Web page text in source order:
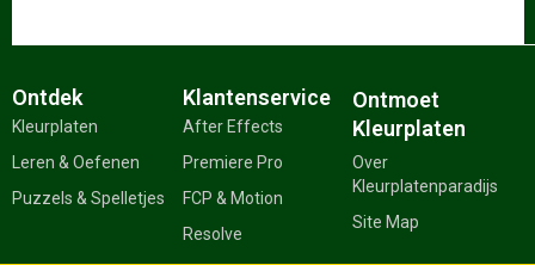
Ontdek
Kleurplaten
Leren & Oefenen
Puzzels & Spelletjes
Klantenservice
After Effects
Premiere Pro
FCP & Motion
Resolve
Ontmoet
Kleurplaten
Over
Kleurplatenparadijs
Site Map